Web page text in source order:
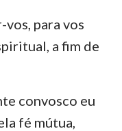
para vos
a fim de
convosco eu
fé mútua,